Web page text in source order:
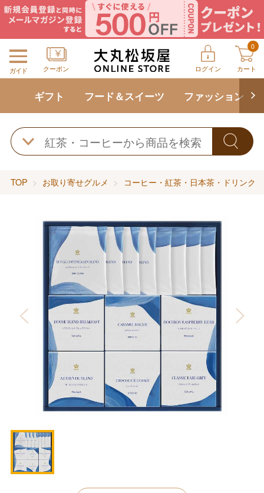
ガイド クーポン ログイン
0
カート
ギフト フード＆スイーツ ファッション
TOP お取り寄せグルメ コーヒー・紅茶・日本茶・ドリンク